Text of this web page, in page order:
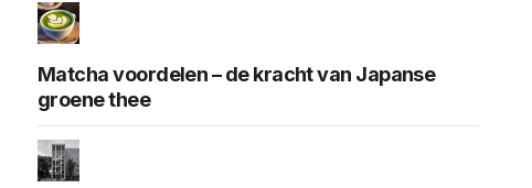
Matcha voordelen – de kracht van Japanse
groene thee